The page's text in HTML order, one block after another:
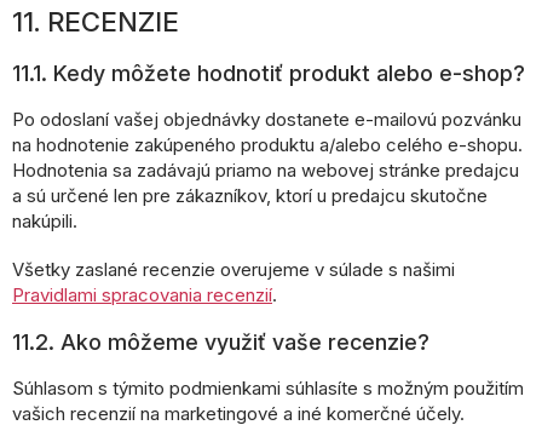
11. RECENZIE
11.1. Kedy môžete hodnotiť produkt alebo e-shop?
Po odoslaní vašej objednávky dostanete e-mailovú pozvánku
na hodnotenie zakúpeného produktu a/alebo celého e-shopu.
Hodnotenia sa zadávajú priamo na webovej stránke predajcu
a sú určené len pre zákazníkov, ktorí u predajcu skutočne
nakúpili.
Všetky zaslané recenzie overujeme v súlade s našimi
Pravidlami spracovania recenzií.
11.2. Ako môžeme využiť vaše recenzie?
Súhlasom s týmito podmienkami súhlasíte s možným použitím
vašich recenzií na marketingové a iné komerčné účely.